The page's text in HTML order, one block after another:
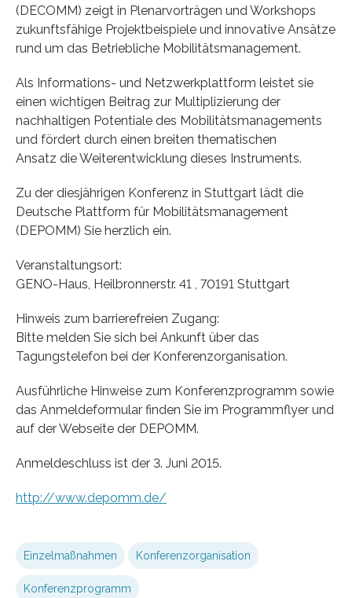
(DECOMM) zeigt in Plenarvorträgen und Workshops
zukunftsfähige Projektbeispiele und innovative Ansätze
rund um das Betriebliche Mobilitätsmanagement.
Als Informations- und Netzwerkplattform leistet sie
einen wichtigen Beitrag zur Multiplizierung der
nachhaltigen Potentiale des Mobilitätsmanagements
und fördert durch einen breiten thematischen
Ansatz die Weiterentwicklung dieses Instruments.
Zu der diesjährigen Konferenz in Stuttgart lädt die
Deutsche Plattform für Mobilitätsmanagement
(DEPOMM) Sie herzlich ein.
Veranstaltungsort:
GENO-Haus, Heilbronnerstr. 41 , 70191 Stuttgart
Hinweis zum barrierefreien Zugang:
Bitte melden Sie sich bei Ankunft über das
Tagungstelefon bei der Konferenzorganisation.
Ausführliche Hinweise zum Konferenzprogramm sowie
das Anmeldeformular finden Sie im Programmflyer und
auf der Webseite der DEPOMM.
Anmeldeschluss ist der 3. Juni 2015.
http://www.depomm.de/
Einzelmaßnahmen Konferenzorganisation
Konferenzprogramm